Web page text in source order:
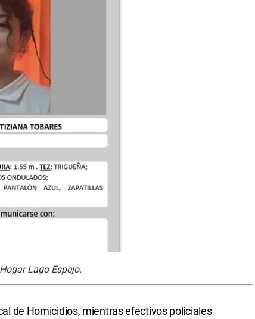
Lago Espejo.
de Homicidios, mientras efectivos policiales